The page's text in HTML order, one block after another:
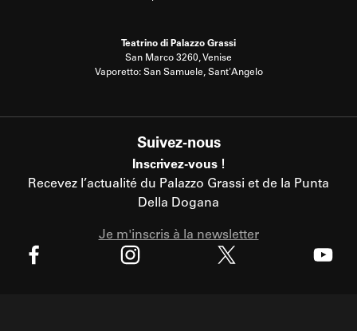
Teatrino di Palazzo Grassi
San Marco 3260, Venise
Vaporetto: San Samuele, Sant'Angelo
Suivez-nous
Inscrivez-vous !
Recevez l’actualité du Palazzo Grassi et de la Punta
Della Dogana
Je m'inscris à la newsletter